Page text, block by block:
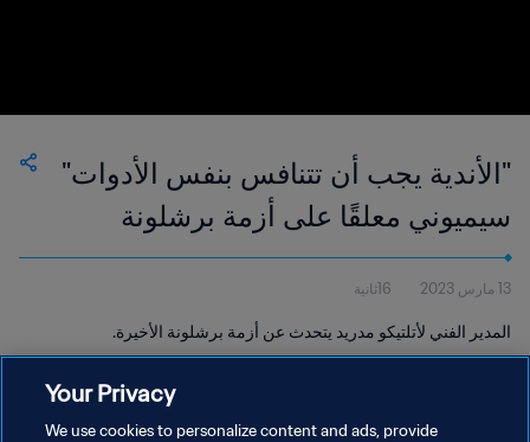
"الأندية يجب أن تتنافس بنفس الأدوات"
سيميوني معلقًا على أزمة برشلونة
13 مارس 2023 16ثانية
المدير الفني لأتلتيكو مدريد يتحدث عن أزمة برشلونة الأخيرة.
Your Privacy
We use cookies to personalize content and ads, provide